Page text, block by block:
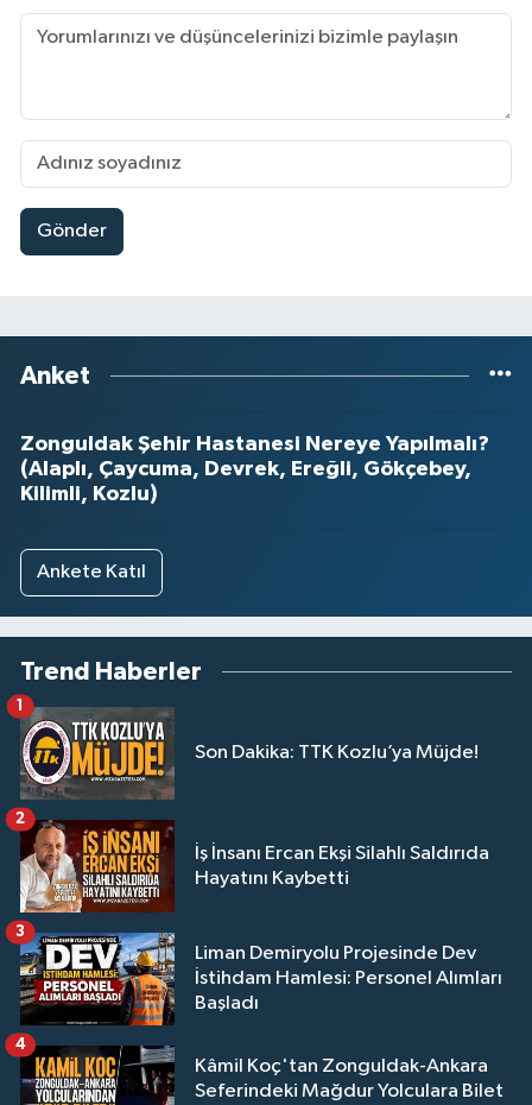
Gönder
Anket
Zonguldak Şehir Hastanesi Nereye Yapılmalı?
(Alaplı, Çaycuma, Devrek, Ereğli, Gökçebey,
Kilimli, Kozlu)
Ankete Katıl
Trend Haberler
Son Dakika: TTK Kozlu’ya Müjde!
1
İş İnsanı Ercan Ekşi Silahlı Saldırıda
Hayatını Kaybetti
2
Liman Demiryolu Projesinde Dev
İstihdam Hamlesi: Personel Alımları
Başladı
3
Kâmil Koç'tan Zonguldak-Ankara
Seferindeki Mağdur Yolculara Bilet
4